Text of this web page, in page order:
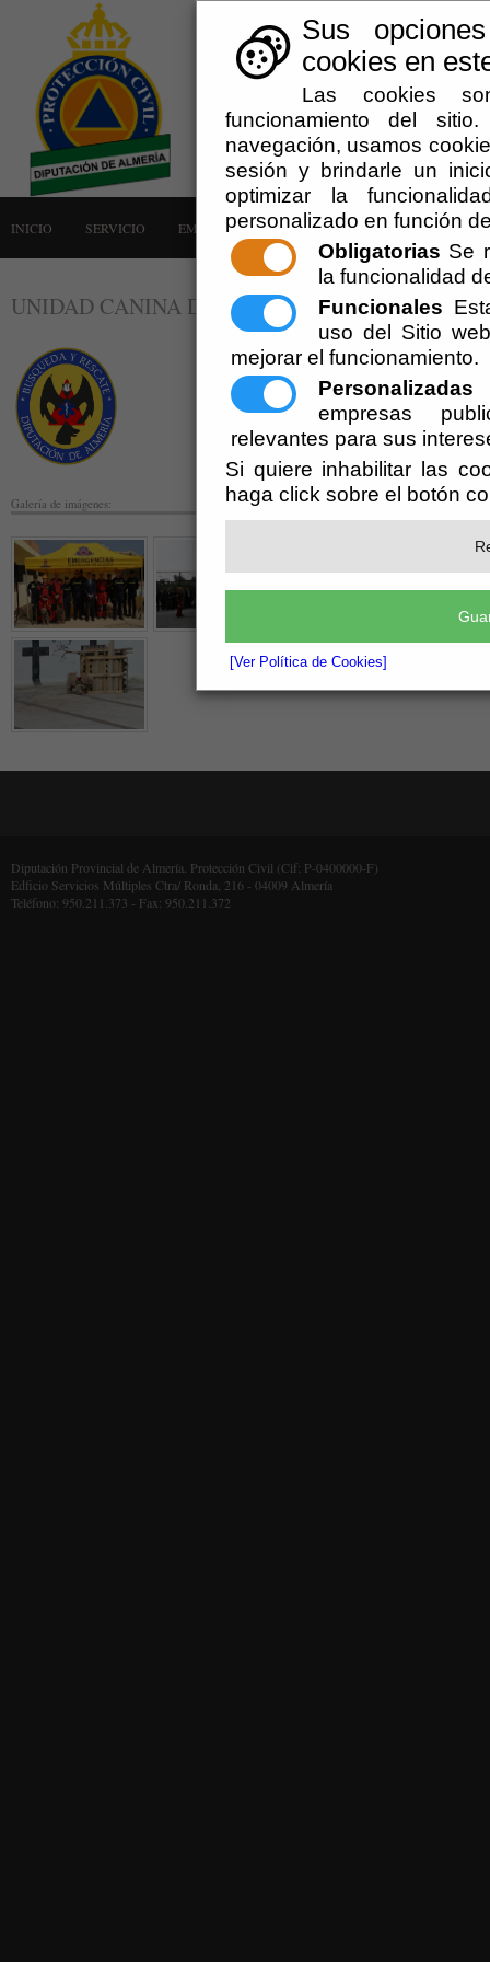
Sus
cookies en
Las cookies
funcionamiento del
navegación, usamos
sesión y brindarle un
optimizar la
personalizado en función
Obligatorias Se
la funcionalidad
Funcionales
uso del Sitio
mejorar el funcionamiento.
Personalizadas
empresas
relevantes para sus
Si quiere inhabilitar las
haga click sobre el botón
[Ver Política de Cookies]
INICIO SERVICIO EMERGENCIAS LA AGRUPACIÓN AVISOS
UNIDAD CANINA DE BÚSQUEDA Y RESCATE
Galería de imágenes:
Diputación Provincial de Almería. Protección Civil (Cif: P-0400000-F)
Edficio Servicios Múltiples Ctra/ Ronda, 216 - 04009 Almería
Teléfono: 950.211.373 - Fax: 950.211.372